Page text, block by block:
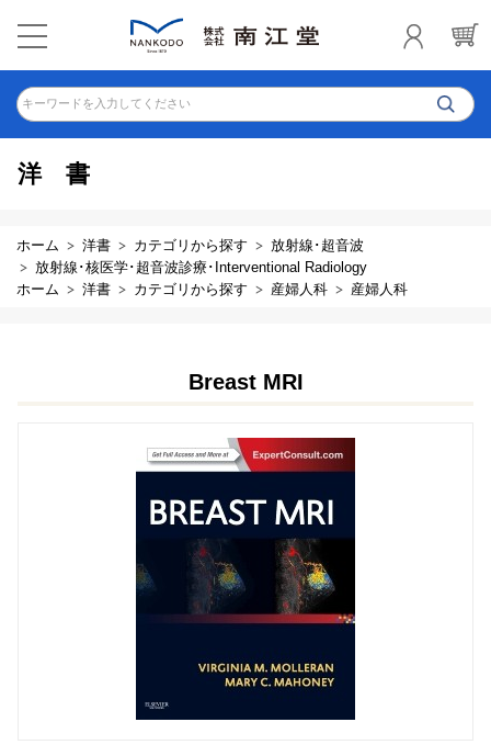
キーワードを入力してください
洋書
ホーム 洋書 カテゴリから探す
放射線･超音波
放射線･核医学･超音波診療･Interventional Radiology
ホーム
洋書 カテゴリから探す 産婦人科 産婦人科
Breast MRI